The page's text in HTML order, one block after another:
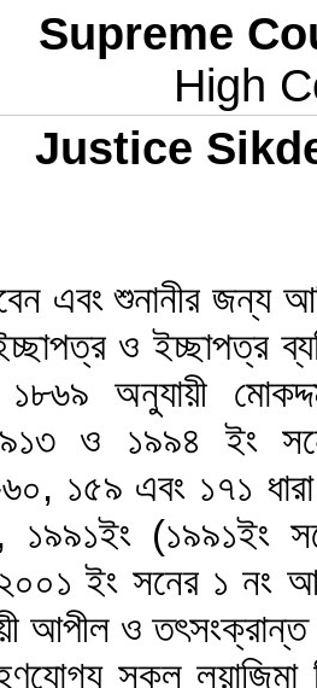
Supreme
High
Justice
এবং শুনানীর জন্য
ও ইচ্ছাপত্র
অনুযায়ী
ও ১৯৯৪ ইং
১৫৯ এবং ১৭১
১৯৯১ইং (১৯৯১ইং
ইং সনের ১ নং
আপীল ও তৎসংক্রান্ত
সকল লয়াজিমা